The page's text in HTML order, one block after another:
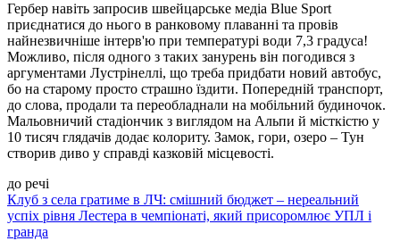
Гербер навіть запросив швейцарське медіа Blue Sport
приєднатися до нього в ранковому плаванні та провів
найнезвичніше інтерв'ю при температурі води 7,3 градуса!
Можливо, після одного з таких занурень він погодився з
аргументами Лустрінеллі, що треба придбати новий автобус,
бо на старому просто страшно їздити. Попередній транспорт,
до слова, продали та переобладнали на мобільний будиночок.
Мальовничий стадіончик з виглядом на Альпи й місткістю у
10 тисяч глядачів додає колориту. Замок, гори, озеро – Тун
створив диво у справді казковій місцевості.
до речі
Клуб з села гратиме в ЛЧ: смішний бюджет – нереальний
успіх рівня Лестера в чемпіонаті, який присоромлює УПЛ і
гранда